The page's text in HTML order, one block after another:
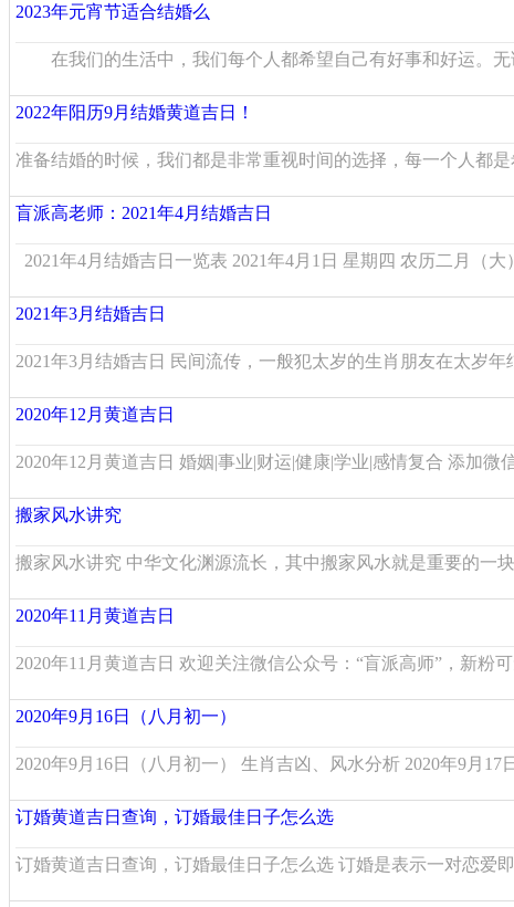
2023年元宵节适合结婚么
在我们的生活中，我们每个人都希望自己有好事和好运。无
2022年阳历9月结婚黄道吉日！
准备结婚的时候，我们都是非常重视时间的选择，每一个人都
盲派高老师：2021年4月结婚吉日
2021年4月结婚吉日一览表 2021年4月1日 星期四 农历二月（大
2021年3月结婚吉日
2021年3月结婚吉日 民间流传，一般犯太岁的生肖朋友在太岁
2020年12月黄道吉日
2020年12月黄道吉日 婚姻|事业|财运|健康|学业|感情复合 添加微
搬家风水讲究
搬家风水讲究 中华文化渊源流长，其中搬家风水就是重要的一
2020年11月黄道吉日
2020年11月黄道吉日 欢迎关注微信公众号：“盲派高师”，新粉
2020年9月16日（八月初一）
2020年9月16日（八月初一） 生肖吉凶、风水分析 2020年9月17
订婚黄道吉日查询，订婚最佳日子怎么选
订婚黄道吉日查询，订婚最佳日子怎么选 订婚是表示一对恋爱